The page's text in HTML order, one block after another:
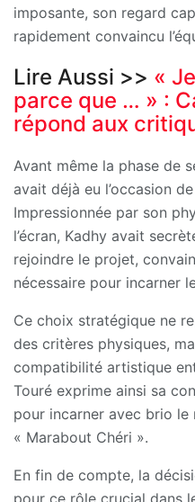
imposante, son regard
rapidement convaincu
Lire Aussi >> «
parce que … » :
répond aux
Avant même la phase de
avait déjà eu l’occasion
Impressionnée par son
l’écran, Kadhy avait
rejoindre le projet,
nécessaire pour incarner
Ce choix stratégique ne
des critères physiques,
compatibilité artistique
Touré exprime ainsi sa
pour incarner avec brio le
« Marabout Chéri ».
En fin de compte, la
pour ce rôle crucial dans